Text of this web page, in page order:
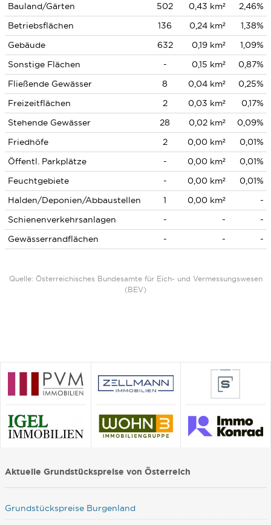
Bauland/Gärten 502 0,43 km²
2,46%
Betriebsflächen
136 0,24 km²
1,38%
Gebäude
632 0,19 km²
1,09%
Sonstige Flächen
- 0,15 km²
0,87%
Fließende Gewässer
8 0,04 km²
0,25%
Freizeitflächen
2 0,03 km²
0,17%
Stehende Gewässer
28 0,02 km²
0,09%
Friedhöfe
2 0,00 km²
0,01%
Öffentl. Parkplätze
- 0,00 km²
0,01%
Feuchtgebiete
- 0,00 km²
0,01%
Halden/Deponien/Abbaustellen
1 0,00 km²
-
Schienenverkehrsanlagen
- -
-
Gewässerrandflächen
- - -
Quelle: Österreichisches Bundesamte für Eich- und Vermessungswesen
(BEV)
Aktuelle Grundstückspreise von Österreich
Grundstückspreise Burgenland